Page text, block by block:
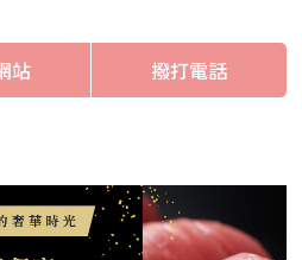
站 撥打電話